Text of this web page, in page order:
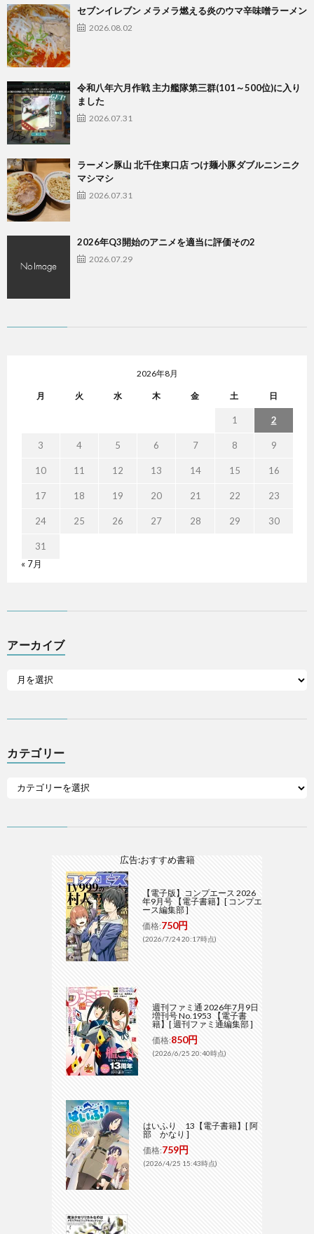
セブンイレブン メラメラ燃える炎のウマ辛味噌ラーメン
2026.08.02
令和八年六月作戦 主力艦隊第三群(101～500位)に入り
ました
2026.07.31
ラーメン豚山 北千住東口店 つけ麺小豚ダブルニンニク
マシマシ
2026.07.31
2026年Q3開始のアニメを適当に評価その2
2026.07.29
2026年8月
月 火 水 木 金 土 日
1 2
3 4 5 6 7 8 9
10 11 12 13 14 15 16
17 18 19 20 21 22 23
24 25 26 27 28 29 30
31
« 7月
アーカイブ
カテゴリー
広告:おすすめ書籍
【電子版】コンプエース 2026
年9月号 【電子書籍】[ コンプエ
ース編集部 ]
価格:750円
(2026/7/24 20:17時点)
週刊ファミ通 2026年7月9日
増刊号 No.1953 【電子書
籍】[ 週刊ファミ通編集部 ]
価格:850円
(2026/6/25 20:40時点)
はいふり 13【電子書籍】[ 阿
部 かなり ]
価格:759円
(2026/4/25 15:43時点)